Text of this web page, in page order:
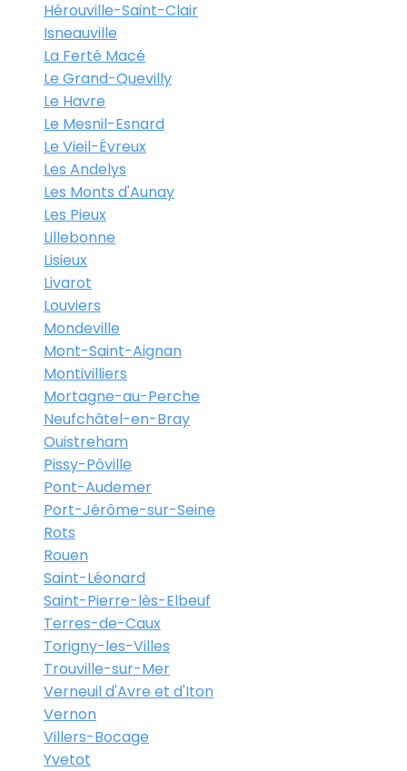
Hérouville-Saint-Clair
Isneauville
La Ferté Macé
Le Grand-Quevilly
Le Havre
Le Mesnil-Esnard
Le Vieil-Évreux
Les Andelys
Les Monts d'Aunay
Les Pieux
Lillebonne
Lisieux
Livarot
Louviers
Mondeville
Mont-Saint-Aignan
Montivilliers
Mortagne-au-Perche
Neufchâtel-en-Bray
Ouistreham
Pissy-Pôville
Pont-Audemer
Port-Jérôme-sur-Seine
Rots
Rouen
Saint-Léonard
Saint-Pierre-lès-Elbeuf
Terres-de-Caux
Torigny-les-Villes
Trouville-sur-Mer
Verneuil d'Avre et d'Iton
Vernon
Villers-Bocage
Yvetot